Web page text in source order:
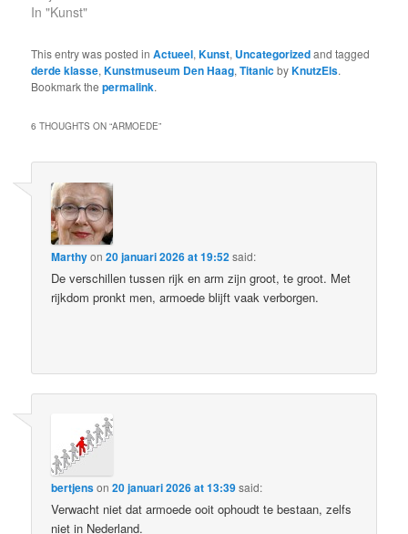
In "Kunst"
This entry was posted inActueel,Kunst, Uncategorizedand tagged
derde klasse,Kunstmuseum Den Haag,TitanicbyKnutzEls.
Bookmark thepermalink.
6 THOUGHTS ON “ARMOEDE”
Marthyon20 januari 2026 at 19:52said:
De verschillen tussen rijk en arm zijn groot, te groot. Met
rijkdom pronkt men, armoede blijft vaak verborgen.
bertjenson20 januari 2026 at 13:39said:
Verwacht niet dat armoede ooit ophoudt te bestaan, zelfs
niet in Nederland.